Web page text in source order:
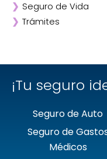
❯ Chubb
❯ GNP
❯ Seguro de Vida
❯ Trámites
¡Tu seguro
Seguro de Auto
Seguro de
Médicos